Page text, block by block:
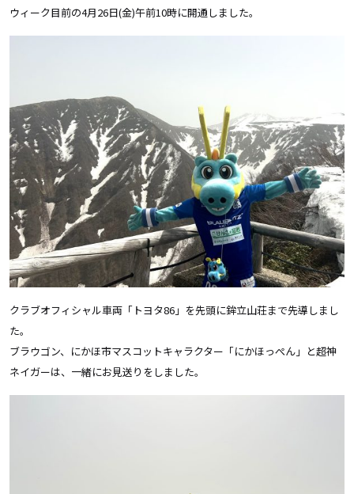
ウィーク目前の4月26日(金)午前10時に開通しました。
クラブオフィシャル車両 「トヨタ86」を先頭に鉾立山荘まで先導しまし
た。
ブラウゴン、にかほ市マスコットキャラクター「にかほっぺん」と超神
ネイガーは、一緒にお見送りをしました。